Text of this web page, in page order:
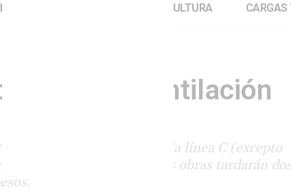
CULTURA CARGAS
de ventilación
de las estaciones de la línea C (excepto
nuevas de la línea A. Las obras tardarán